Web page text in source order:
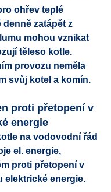
ohřev teplé
zatápět z
mohou vznikat
těleso kotle.
provozu neměla
svůj kotel a komín.
proti přetopení v
energie
na vodovodní řád
el. energie,
proti přetopení v
elektrické energie.